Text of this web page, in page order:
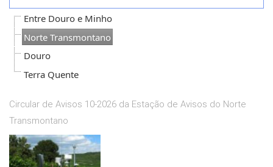
Entre Douro e Minho
Norte Transmontano
Douro
Terra Quente
Circular de Avisos 10-2026 da Estação de Avisos do Norte
Transmontano